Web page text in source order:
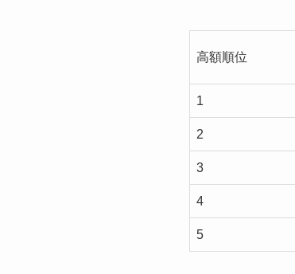
高額順位
1
2
3
4
5